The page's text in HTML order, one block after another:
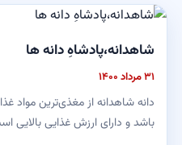
شاهدانه،پادشاهِ دانه ها
۳۱ مرداد ۱۴۰۰
دانه شاهدانه از مغذی‌ترین مواد
باشد و دارای ارزش غذایی بالایی